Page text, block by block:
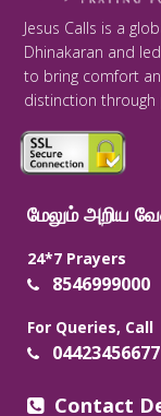
Jesus Calls is a
Dhinakaran and
to bring comfort
distinction through
மேலும் அறிய
24*7 Prayers
8546999000
For Queries, Call
04423456677
Contact